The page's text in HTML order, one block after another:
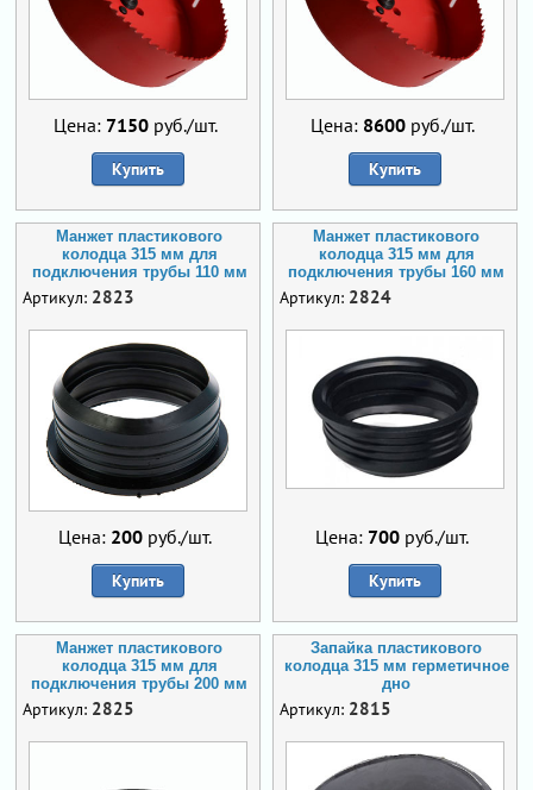
Цена: 7150руб./шт.
Купить
Цена: 8600руб./шт.
Купить
Манжет пластикового
колодца 315 мм для
подключения трубы 110 мм
Артикул: 2823
Цена: 200 руб./шт.
Купить
Манжет пластикового
колодца 315 мм для
подключения трубы 160 мм
Артикул: 2824
Цена: 700 руб./шт.
Купить
Манжет пластикового
колодца 315 мм для
подключения трубы 200 мм
Артикул: 2825
Запайка пластикового
колодца 315 мм герметичное
дно
Артикул: 2815